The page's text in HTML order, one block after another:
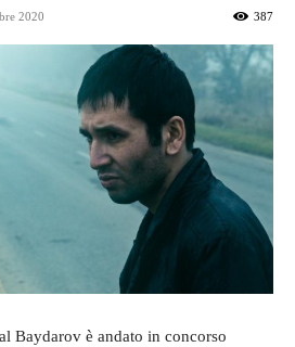
2020 387
Baydarov è andato in concorso